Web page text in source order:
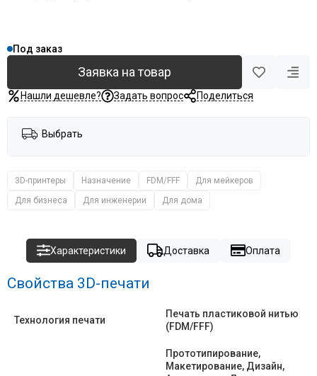
Под заказ
Заявка на товар
Нашли дешевле? Задать вопрос Поделиться
Выбрать
3D-принтеры Назначение FDM/FFF
Для мейкеров
Для бизнеса
Для инженерии Для дома
Характеристики Доставка Оплата
Свойства 3D-печати
Технология печати
Печать пластиковой нитью
(FDM/FFF)
Прототипирование,
Макетирование, Дизайн,